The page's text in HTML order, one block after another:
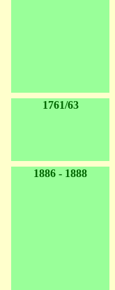
1761/63
1886 - 1888